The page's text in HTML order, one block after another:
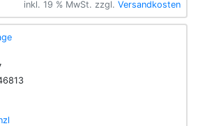
inkl. 19 % MwSt. zzgl. Versandkosten